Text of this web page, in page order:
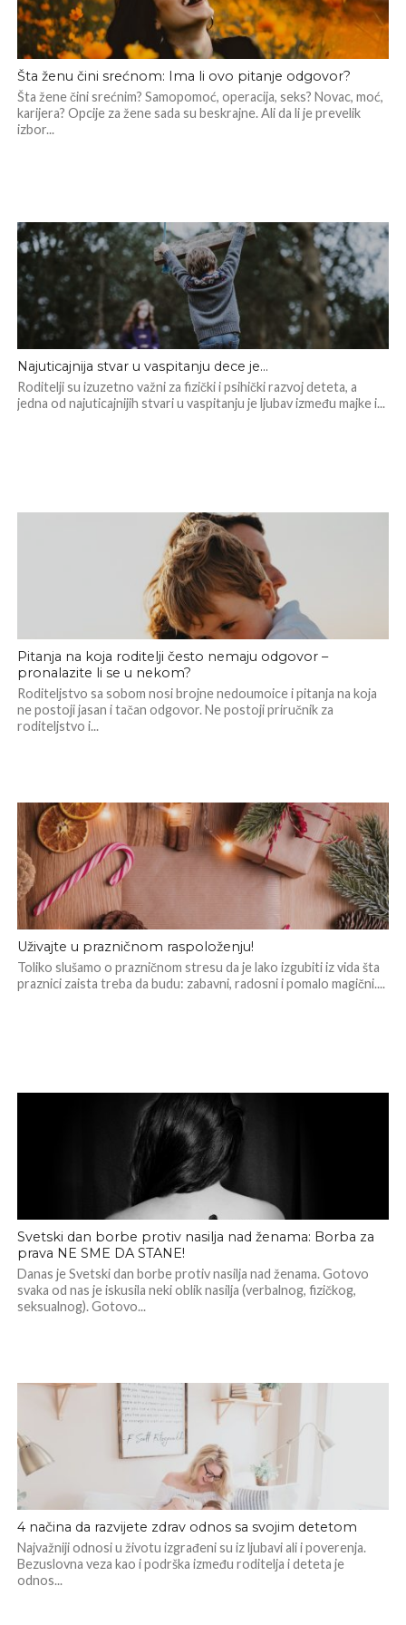
Šta ženu čini srećnom: Ima li ovo pitanje odgovor?
Šta žene čini srećnim? Samopomoć, operacija, seks? Novac, moć,
karijera? Opcije za žene sada su beskrajne. Ali da li je prevelik
izbor...
Najuticajnija stvar u vaspitanju dece je…
Roditelji su izuzetno važni za fizički i psihički razvoj deteta, a
jedna od najuticajnijih stvari u vaspitanju je ljubav između majke i...
Pitanja na koja roditelji često nemaju odgovor –
pronalazite li se u nekom?
Roditeljstvo sa sobom nosi brojne nedoumoice i pitanja na koja
ne postoji jasan i tačan odgovor. Ne postoji priručnik za
roditeljstvo i...
Uživajte u prazničnom raspoloženju!
Toliko slušamo o prazničnom stresu da je lako izgubiti iz vida šta
praznici zaista treba da budu: zabavni, radosni i pomalo magični....
Svetski dan borbe protiv nasilja nad ženama: Borba za
prava NE SME DA STANE!
Danas je Svetski dan borbe protiv nasilja nad ženama. Gotovo
svaka od nas je iskusila neki oblik nasilja (verbalnog, fizičkog,
seksualnog). Gotovo...
4 načina da razvijete zdrav odnos sa svojim detetom
Najvažniji odnosi u životu izgrađeni su iz ljubavi ali i poverenja.
Bezuslovna veza kao i podrška između roditelja i deteta je
odnos...